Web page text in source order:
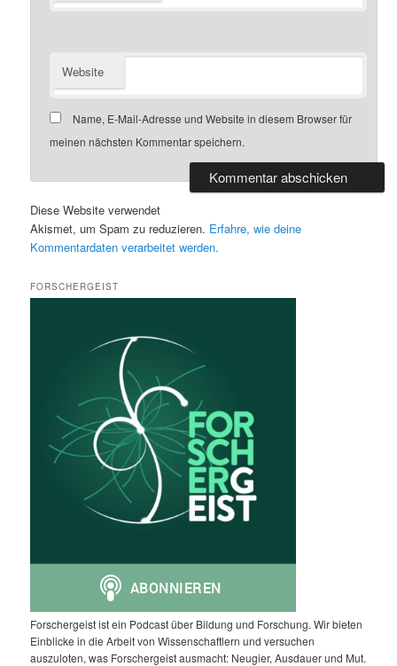
Website
Name, E-Mail-Adresse und Website in diesem Browser für
meinen nächsten Kommentar speichern.
Diese Website verwendet
Akismet, um Spam zu reduzieren. Erfahre, wie deine
Kommentardaten verarbeitet werden.
FORSCHERGEIST
Forschergeist ist ein Podcast über Bildung und Forschung. Wir bieten
Einblicke in die Arbeit von Wissenschaftlern und versuchen
auszuloten, was Forschergeist ausmacht: Neugier, Ausdauer und Mut.